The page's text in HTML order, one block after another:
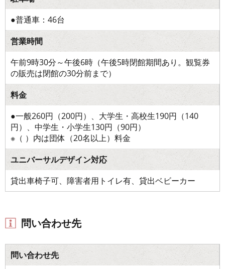
●普通車：46台
営業時間
午前9時30分～午後6時（午後5時閉館期間あり。観覧券
の販売は閉館の30分前まで）
料金
●一般260円（200円）、大学生・高校生190円（140
円）、中学生・小学生130円（90円）
※（ ）内は団体（20名以上）料金
ユニバーサルデザイン対応
貸出車椅子可、障害者用トイレ有、貸出ベビーカー
問い合わせ先
問い合わせ先